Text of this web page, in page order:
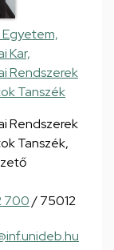
Kar,
Rendszerek
Tanszék
Rendszerek
Tanszék,
700/ 75012